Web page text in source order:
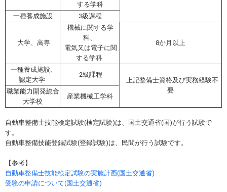
する学科
一種養成施設 3級課程
大学、高専
機械に関する学
科、
電気又は電子に関
する学科
8か月以上
一種養成施設、
認定大学
2級課程
上記整備士資格及び実務経験不
要
職業能力開発総合
大学校
産業機械工学科
自動車整備士技能検定試験(検定試験)は、国土交通省(国)が行う試験で
す。
自動車整備技能登録試験(登録試験)は、民間が行う試験です。
【参考】
自動車整備士技能検定試験の実施計画(国土交通省)
受験の申請について(国土交通省)